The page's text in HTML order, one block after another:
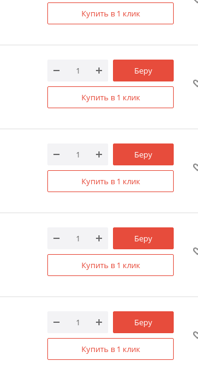
Купить в 1 клик
Беру
Купить в 1 клик
Беру
Купить в 1 клик
Беру
Купить в 1 клик
Беру
Купить в 1 клик